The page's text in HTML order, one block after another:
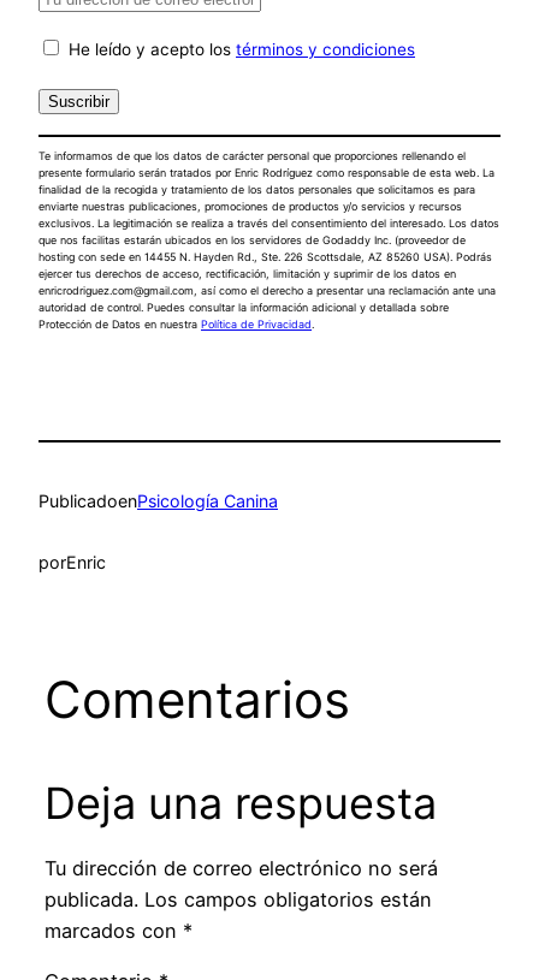
He leído y acepto los términos y condiciones
Te informamos de que los datos de carácter personal que proporciones rellenando el
presente formulario serán tratados por Enric Rodríguez como responsable de esta web. La
finalidad de la recogida y tratamiento de los datos personales que solicitamos es para
enviarte nuestras publicaciones, promociones de productos y/o servicios y recursos
exclusivos. La legitimación se realiza a través del consentimiento del interesado. Los datos
que nos facilitas estarán ubicados en los servidores de Godaddy Inc. (proveedor de
hosting con sede en 14455 N. Hayden Rd., Ste. 226 Scottsdale, AZ 85260 USA). Podrás
ejercer tus derechos de acceso, rectificación, limitación y suprimir de los datos en
enricrodriguez.com@gmail.com, así como el derecho a presentar una reclamación ante una
autoridad de control. Puedes consultar la información adicional y detallada sobre
Protección de Datos en nuestra Política de Privacidad
PublicadoenPsicología Canina
porEnric
Comentarios
Deja una respuesta
Tu dirección de correo electrónico no será
publicada. Los campos obligatorios están
marcados con *